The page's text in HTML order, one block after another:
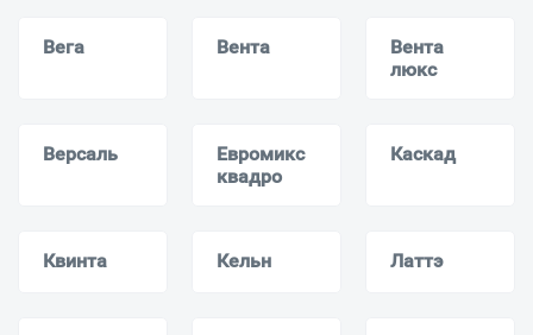
Вега Вента
Вента
люкс
Версаль
Евромикс
квадро
Каскад
Квинта Кельн Латтэ